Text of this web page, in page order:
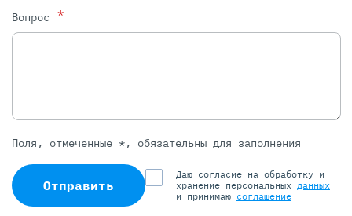
Вопрос *
Поля, отмеченные *, обязательны для заполнения
Отправить
Даю согласие на обработку и
хранение персональных данных
и принимаю соглашение